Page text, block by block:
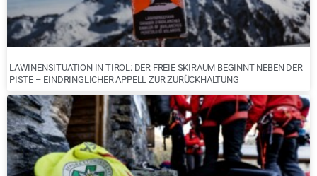
LAWINENSITUATION IN TIROL: DER FREIE SKIRAUM BEGINNT NEBEN DER
PISTE – EINDRINGLICHER APPELL ZUR ZURÜCKHALTUNG